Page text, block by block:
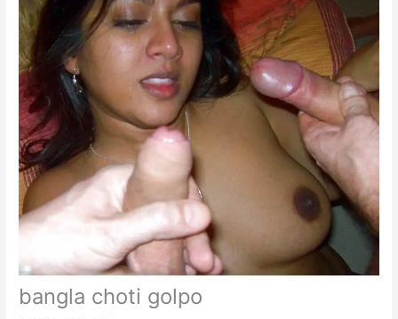
bangla choti golpo